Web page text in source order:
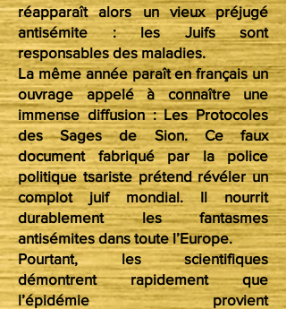
réapparaît alors un vieux préjugé
antisémite : les Juifs sont
responsables des maladies.
La même année paraît en français un
ouvrage appelé à connaître une
immense diffusion : Les Protocoles
des Sages de Sion. Ce faux
document fabriqué par la police
politique tsariste prétend révéler un
complot juif mondial. Il nourrit
durablement les fantasmes
antisémites dans toute l’Europe.
Pourtant, les scientifiques
démontrent rapidement que
l’épidémie provient